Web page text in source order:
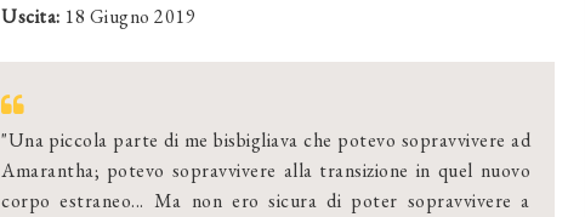
Uscita: 18 Giugno 2019
"Una piccola parte di me bisbigliava che potevo sopravvivere ad
Amarantha; potevo sopravvivere alla transizione in quel nuovo
corpo estraneo... Ma non ero sicura di poter sopravvivere a